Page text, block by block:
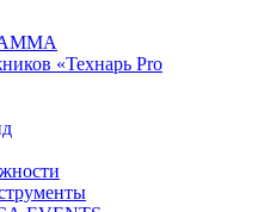
«Технарь Pro